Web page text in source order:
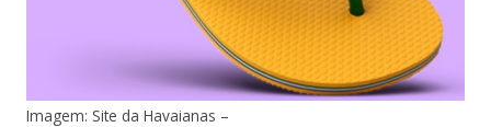
Imagem: Site da Havaianas –